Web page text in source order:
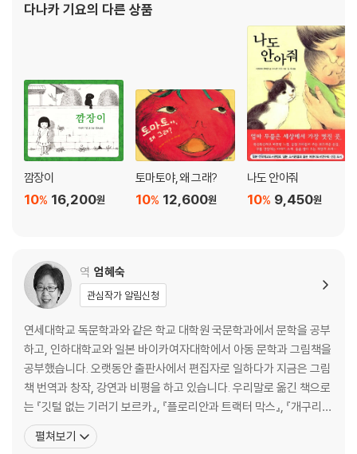
다나카 기요의 다른 상품
깜장이
16,200원
10%
토마토야, 왜 그래?
12,600원
10%
나도 안아줘
9,450원
10%
역 엄혜숙
관심작가 알림신청
연세대학교 독문학과와 같은 학교 대학원 국문학과에서 문학을 공부
하고, 인하대학교와 일본 바이카여자대학에서 아동 문학과 그림책을
공부했습니다. 오랫동안 출판사에서 편집자로 일하다가 지금은 그림
책 번역과 창작, 강연과 비평을 하고 있습니다. 우리말로 옮긴 책으로
는 『깃털 없는 기러기 보르카』, 『플로리안과 트랙터 막스』, 『개구리와
두꺼비는 친구』, 『이름 없는 나라에서 온 스케치』, 『비에도 지지 않
고』, 『은하 철도의 밤』, 『작가』, 『끝까지 제대로』 등이 있습니다. 쓴 책
펼쳐보기